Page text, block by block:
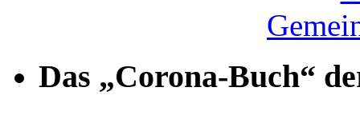
Das „Corona-Buch“